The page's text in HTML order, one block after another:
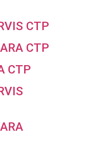
CTP
CTP
CTP